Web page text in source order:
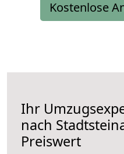
Kostenlose
Ihr
nach
Preiswert